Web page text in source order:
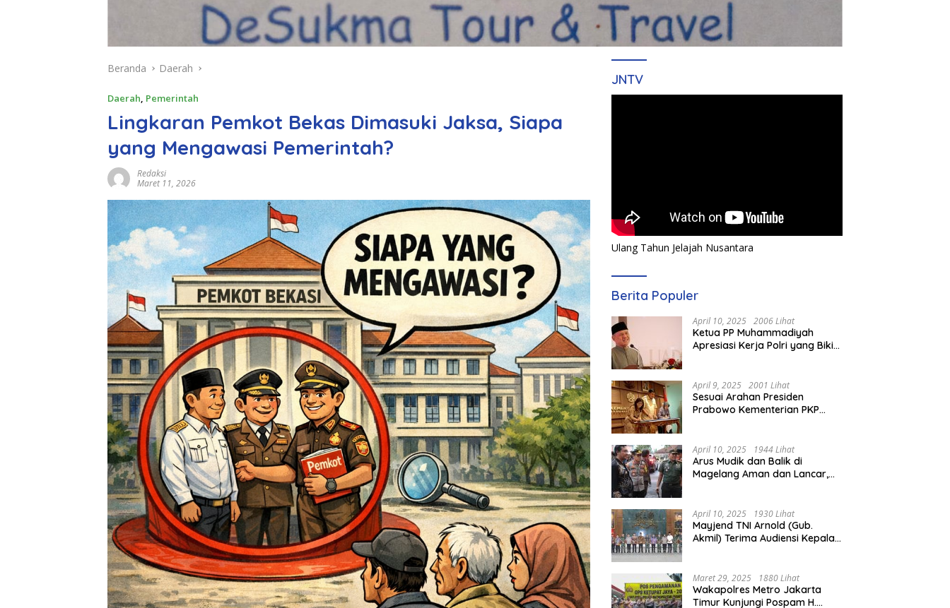
Beranda Daerah
Daerah, Pemerintah
Lingkaran Pemkot Bekas Dimasuki Jaksa, Siapa
yang Mengawasi Pemerintah?
Redaksi
Maret 11, 2026
JNTV
Ulang Tahun Jelajah Nusantara
Berita Populer
April 10, 2025 2006 Lihat
Ketua PP Muhammadiyah
Apresiasi Kerja Polri yang Bikin
April 9, 2025 2001 Lihat
Sesuai Arahan Presiden
Prabowo Kementerian PKP
April 10, 2025 1944 Lihat
Arus Mudik dan Balik di
Magelang Aman dan Lancar,
April 10, 2025 1930 Lihat
Mayjend TNI Arnold (Gub.
Akmil) Terima Audiensi Kepala
Maret 29, 2025 1880 Lihat
Wakapolres Metro Jakarta
Timur Kunjungi Pospam H.